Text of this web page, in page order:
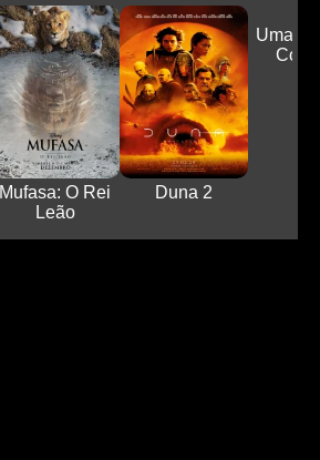
Mufasa: O Rei
Leão
Duna 2
Uma